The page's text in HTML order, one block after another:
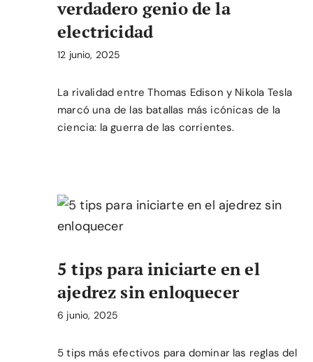
verdadero genio de la
electricidad
12 junio, 2025
La rivalidad entre Thomas Edison y Nikola Tesla
marcó una de las batallas más icónicas de la
ciencia: la guerra de las corrientes.
5 tips para iniciarte en el
ajedrez sin enloquecer
6 junio, 2025
5 tips más efectivos para dominar las reglas del